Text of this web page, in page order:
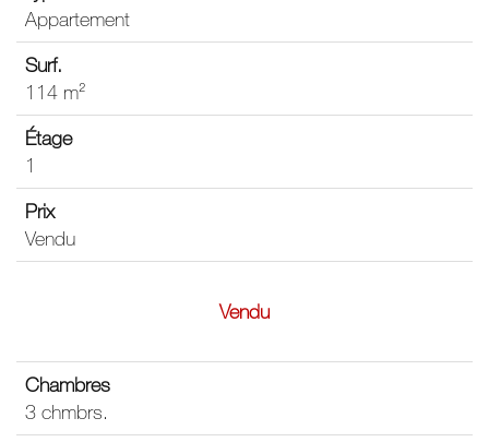
Appartement
114 m²
1
Vendu
Vendu
3 chmbrs.